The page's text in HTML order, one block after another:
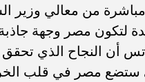
من معالي وزير
مصر وجهة جاذبة
أن النجاح الذي
ستضع مصر في قلب